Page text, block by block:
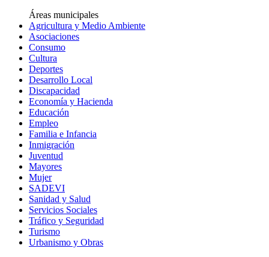
Áreas municipales
Agricultura y Medio Ambiente
Asociaciones
Consumo
Cultura
Deportes
Desarrollo Local
Discapacidad
Economía y Hacienda
Educación
Empleo
Familia e Infancia
Inmigración
Juventud
Mayores
Mujer
SADEVI
Sanidad y Salud
Servicios Sociales
Tráfico y Seguridad
Turismo
Urbanismo y Obras